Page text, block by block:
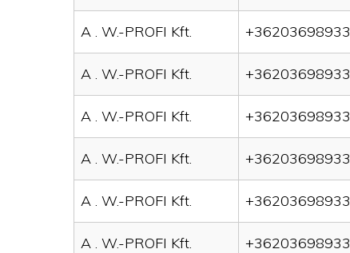
A . W.-PROFI Kft. +36203698933
A . W.-PROFI Kft. +36203698933
A . W.-PROFI Kft. +36203698933
A . W.-PROFI Kft. +36203698933
A . W.-PROFI Kft. +36203698933
A . W.-PROFI Kft. +36203698933